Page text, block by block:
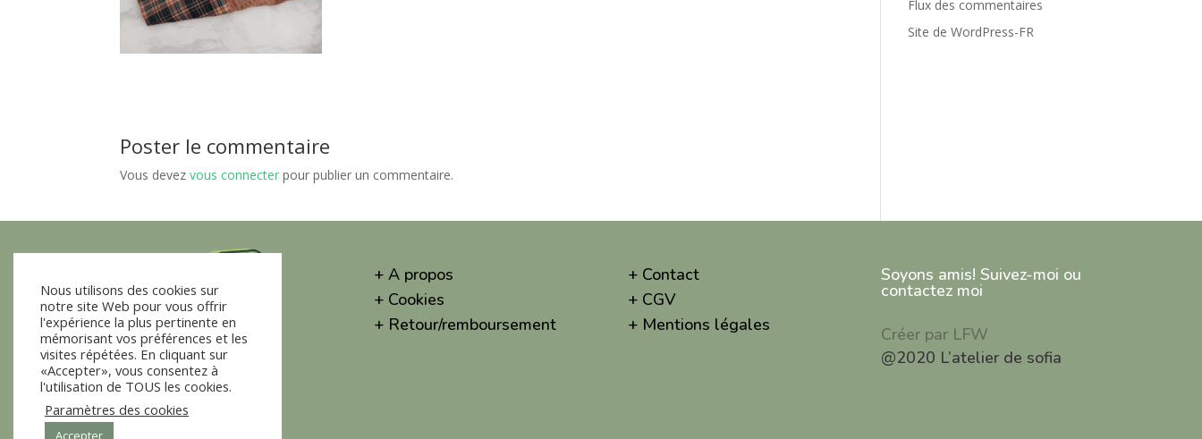
Poster le commentaire
Vous devezvous connecter pour publier un commentaire.
Flux des commentaires
Site de WordPress-FR
+ A propos
+ Cookies
+ Retour/remboursement
+ Contact
+ CGV
+ Mentions légales
Soyons amis! Suivez-moi ou
contactez moi
Créer par LFW
@2020 L’atelier de sofia
Nous utilisons des cookies sur
notre site Web pour vous offrir
l'expérience la plus pertinente en
mémorisant vos préférences et les
visites répétées. En cliquant sur
«Accepter», vous consentez à
l'utilisation de TOUS les cookies.
Paramètres des cookies
Accepter